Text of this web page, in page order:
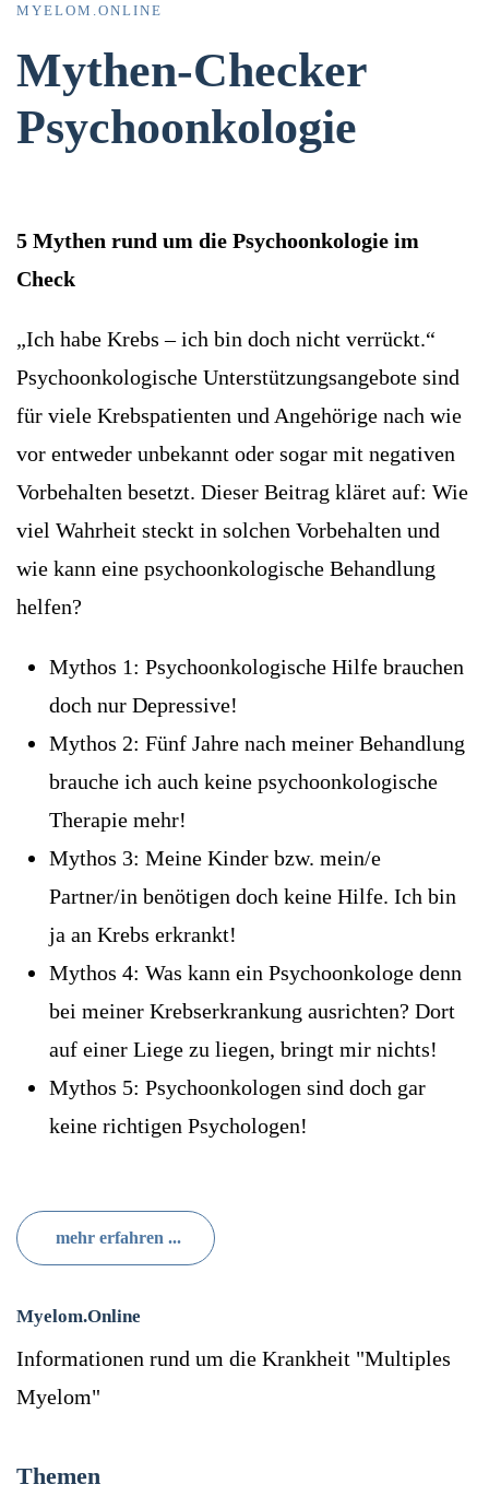
MYELOM.ONLINE
Mythen-Checker
Psychoonkologie
5 Mythen rund um die Psychoonkologie im
Check
„Ich habe Krebs – ich bin doch nicht verrückt.“
Psychoonkologische Unterstützungsangebote sind
für viele Krebspatienten und Angehörige nach wie
vor entweder unbekannt oder sogar mit negativen
Vorbehalten besetzt. Dieser Beitrag kläret auf: Wie
viel Wahrheit steckt in solchen Vorbehalten und
wie kann eine psychoonkologische Behandlung
helfen?
Mythos 1: Psychoonkologische Hilfe brauchen
doch nur Depressive!
Mythos 2: Fünf Jahre nach meiner Behandlung
brauche ich auch keine psychoonkologische
Therapie mehr!
Mythos 3: Meine Kinder bzw. mein/e
Partner/in benötigen doch keine Hilfe. Ich bin
ja an Krebs erkrankt!
Mythos 4: Was kann ein Psychoonkologe denn
bei meiner Krebserkrankung ausrichten? Dort
auf einer Liege zu liegen, bringt mir nichts!
Mythos 5: Psychoonkologen sind doch gar
keine richtigen Psychologen!
mehr erfahren ...
Myelom.Online
Informationen rund um die Krankheit "Multiples
Myelom"
Themen